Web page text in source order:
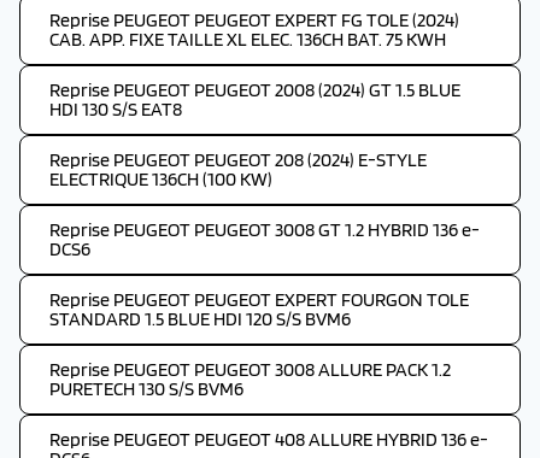
Reprise PEUGEOT PEUGEOT EXPERT FG TOLE (2024)
CAB. APP. FIXE TAILLE XL ELEC. 136CH BAT. 75 KWH
Reprise PEUGEOT PEUGEOT 2008 (2024) GT 1.5 BLUE
HDI 130 S/S EAT8
Reprise PEUGEOT PEUGEOT 208 (2024) E-STYLE
ELECTRIQUE 136CH (100 KW)
Reprise PEUGEOT PEUGEOT 3008 GT 1.2 HYBRID 136 e-
DCS6
Reprise PEUGEOT PEUGEOT EXPERT FOURGON TOLE
STANDARD 1.5 BLUE HDI 120 S/S BVM6
Reprise PEUGEOT PEUGEOT 3008 ALLURE PACK 1.2
PURETECH 130 S/S BVM6
Reprise PEUGEOT PEUGEOT 408 ALLURE HYBRID 136 e-